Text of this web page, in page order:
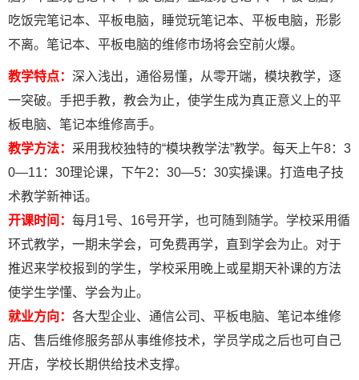
吃饭完笔记本、平板电脑，睡觉玩笔记本、平板电脑，形影
不离。笔记本、平板电脑的维修市场将会空前火爆。
教学特点： 深入浅出，通俗易懂，从零开端，模块教学，逐
一突破。手把手教，教会为止，使学生成为真正意义上的平
板电脑、笔记本维修高手。
教学方法： 采用我校独特的“模块教学法”教学。每天上午8：3
0—11：30理论课，下午2：30—5：30实操课。打造电子技
术教学新神话。
开课时间： 每月1号、16号开学，也可随到随学。学校采用循
环式教学，一期未学会，可免费再学，直到学会为止。对于
推迟来学校报到的学生，学校采用晚上或星期天补课的方法
使学生学懂、学会为止。
就业方向： 各大型企业、通信公司、平板电脑、笔记本维修
店、售后维修服务部从事维修技术，学员学成之后也可自己
开店，学校长期供给技术支撑。